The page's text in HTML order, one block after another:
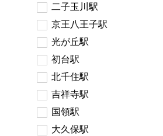
二子玉川駅
京王八王子駅
光が丘駅
初台駅
北千住駅
吉祥寺駅
国領駅
大久保駅